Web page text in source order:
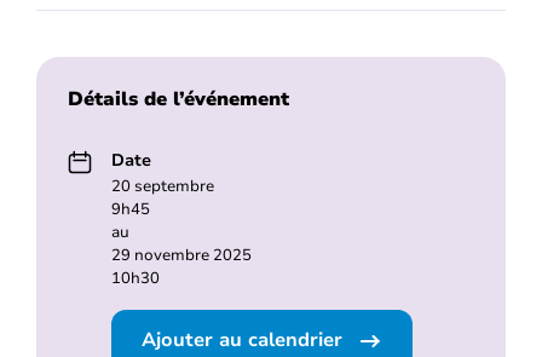
Détails de l’événement
Date
20 septembre
9h45
au
29 novembre 2025
10h30
Ajouter au calendrier